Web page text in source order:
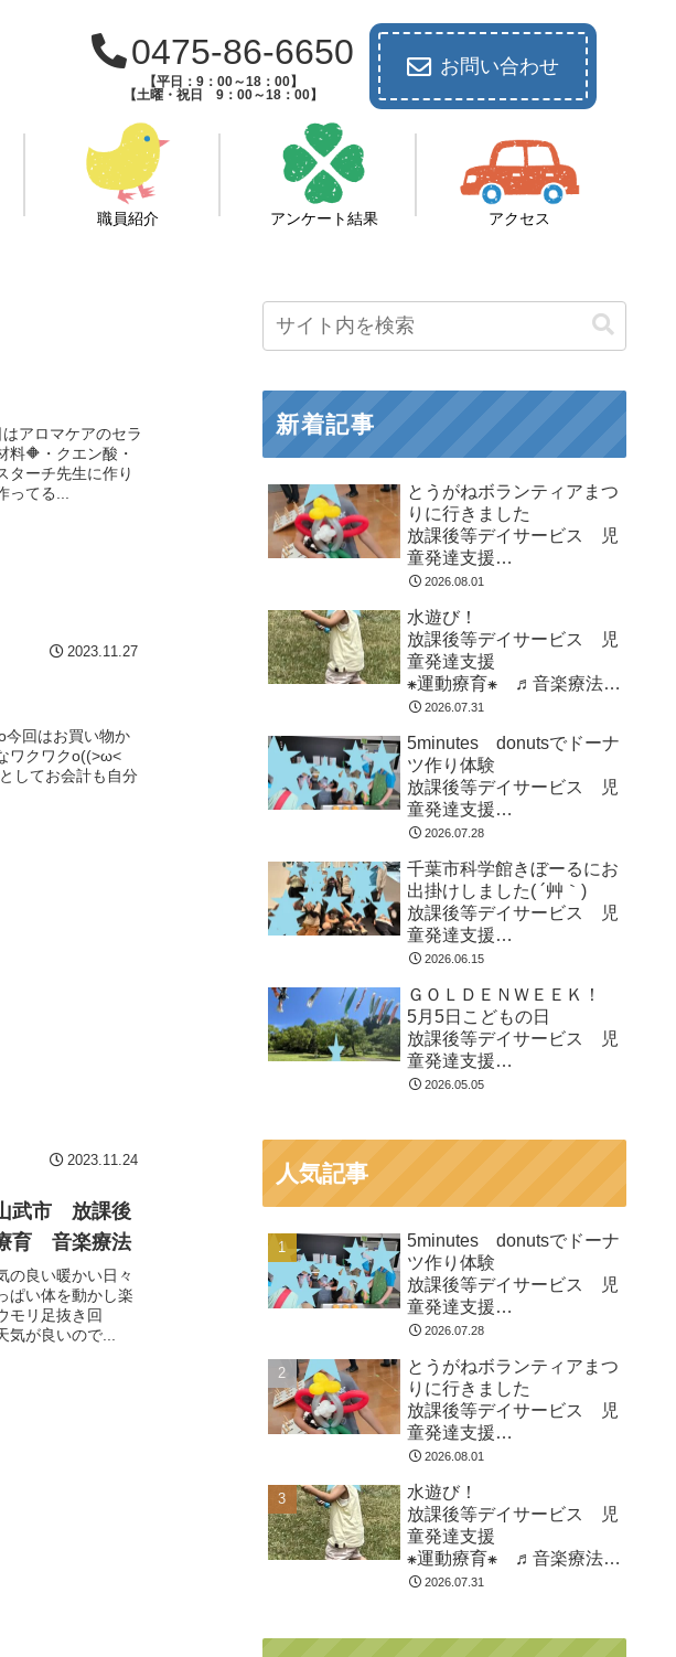
0475-86-6650
【平日：9：00～18：00】
【土曜・祝日 9：00～18：00】
お問い合わせ
職員紹介 アンケート結果 アクセス
アロマケアのセラ
🔶・クエン酸・
ターチ先生に作り
てる...
2023.11.27
回はお買い物か
ワクワクo((>ω<
してお会計も自分
2023.11.24
武市 放課後
育 音楽療法
の良い暖かい日々
ぱい体を動かし楽
モリ足抜き回
良いので...
新着記事
とうがねボランティアまつ
りに行きました
放課後等デイサービス 児
童発達支援
⁕運動療育⁕ ♬音楽療法♬
市
2026.08.01
水遊び！
放課後等デイサービス 児
童発達支援
⁕運動療育⁕ ♬音楽療法♬
東金市 九十九里町 山武
2026.07.31
5minutes donutsでドーナ
ツ作り体験
放課後等デイサービス 児
童発達支援
⁕運動療育⁕ ♬音楽療法♬
市
2026.07.28
千葉市科学館きぼーるにお
出掛けしました( ´艸｀)
放課後等デイサービス 児
童発達支援
⁕運動療育⁕ ♬音楽療法♬
市
2026.06.15
ＧＯＬＤＥＮＷＥＥＫ！
5月5日こどもの日
放課後等デイサービス 児
童発達支援
⁕運動療育⁕ ♬音楽療法♬
2026.05.05
人気記事
5minutes donutsでドーナ
ツ作り体験
放課後等デイサービス 児
童発達支援
⁕運動療育⁕ ♬音楽療法♬
市
2026.07.28
とうがねボランティアまつ
りに行きました
放課後等デイサービス 児
童発達支援
⁕運動療育⁕ ♬音楽療法♬
市
2026.08.01
水遊び！
放課後等デイサービス 児
童発達支援
⁕運動療育⁕ ♬音楽療法♬
東金市 九十九里町 山武
2026.07.31